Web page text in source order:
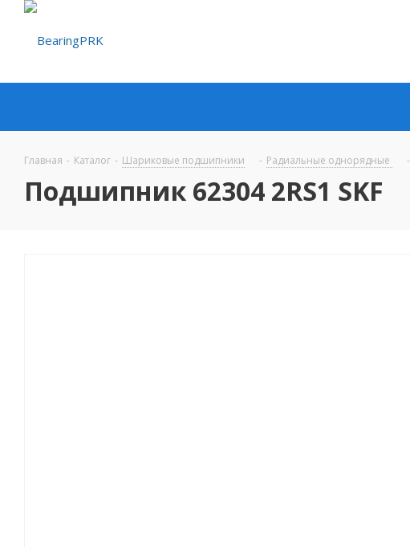
Главная - Каталог - Шариковые подшипники - Радиальные однорядные -
Подшипник 62304 2RS1 SKF